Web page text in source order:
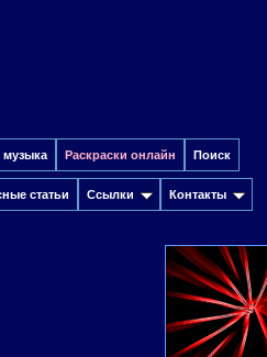
музыка Раскраски онлайн Поиск
cтатьи Ссылки Контакты